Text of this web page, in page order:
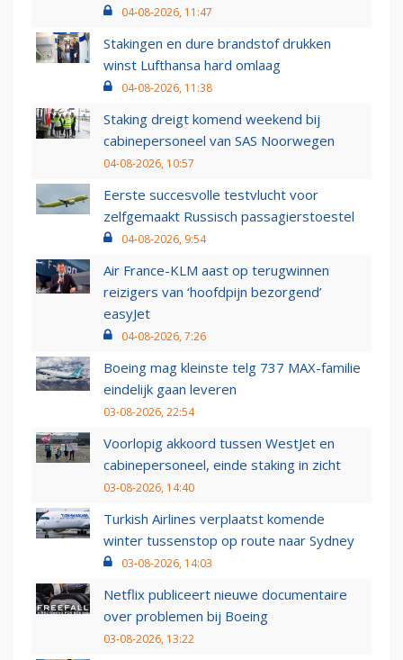
04-08-2026, 11:47
Stakingen en dure brandstof drukken
winst Lufthansa hard omlaag
04-08-2026, 11:38
Staking dreigt komend weekend bij
cabinepersoneel van SAS Noorwegen
04-08-2026, 10:57
Eerste succesvolle testvlucht voor
zelfgemaakt Russisch passagierstoestel
04-08-2026, 9:54
Air France-KLM aast op terugwinnen
reizigers van ‘hoofdpijn bezorgend’
easyJet
04-08-2026, 7:26
Boeing mag kleinste telg 737 MAX-familie
eindelijk gaan leveren
03-08-2026, 22:54
Voorlopig akkoord tussen WestJet en
cabinepersoneel, einde staking in zicht
03-08-2026, 14:40
Turkish Airlines verplaatst komende
winter tussenstop op route naar Sydney
03-08-2026, 14:03
Netflix publiceert nieuwe documentaire
over problemen bij Boeing
03-08-2026, 13:22